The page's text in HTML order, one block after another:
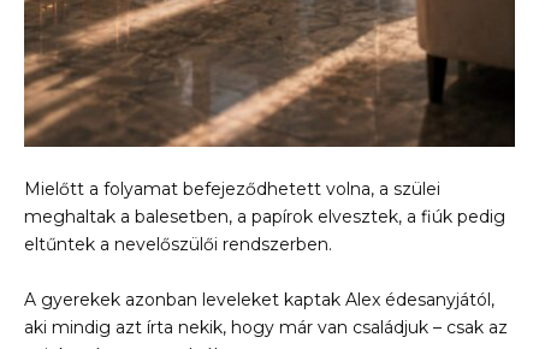
Mielőtt a folyamat befejeződhetett volna, a szülei
meghaltak a balesetben, a papírok elvesztek, a fiúk pedig
eltűntek a nevelőszülői rendszerben.
A gyerekek azonban leveleket kaptak Alex édesanyjától,
aki mindig azt írta nekik, hogy már van családjuk – csak az